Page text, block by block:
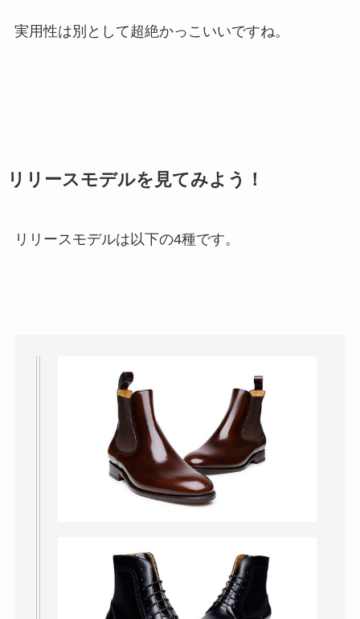
実用性は別として超絶かっこいいですね。
リリースモデルを見てみよう！
リリースモデルは以下の4種です。